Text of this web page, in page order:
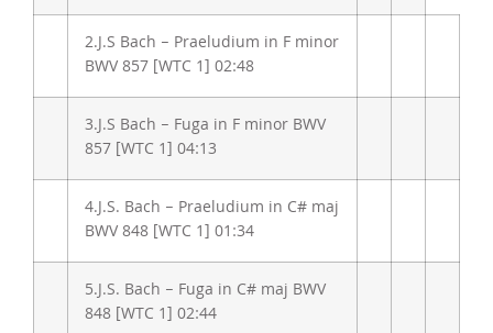
2.J.S Bach – Praeludium in F minor
BWV 857 [WTC 1] 02:48
3.J.S Bach – Fuga in F minor BWV
857 [WTC 1] 04:13
4.J.S. Bach – Praeludium in C# maj
BWV 848 [WTC 1] 01:34
5.J.S. Bach – Fuga in C# maj BWV
848 [WTC 1] 02:44